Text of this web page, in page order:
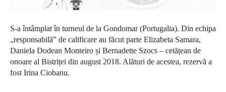
S-a întâmplat în turneul de la Gondomar (Portugalia). Din echipa
„responsabilă” de calificare au făcut parte Elizabeta Samara,
Daniela Dodean Monteiro și Bernadette Szocs – cetățean de
onoare al Bistriței din august 2018. Alături de acestea, rezervă a
fost Irina Ciobanu.